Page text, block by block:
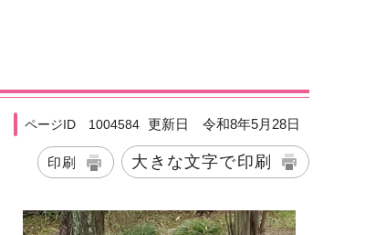
ページID 1004584 更新日 令和8年5月28日
印刷 大きな文字で印刷